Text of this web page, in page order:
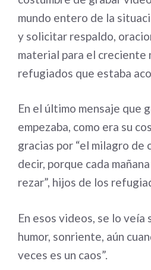
mundo entero de la
y solicitar respaldo,
material para el creciente
refugiados que estaba
En el último mensaje que
empezaba, como era su
gracias por “el milagro de
decir, porque cada
rezar”, hijos de los
En esos videos, se lo veía
humor, sonriente, aún
veces es un caos”.